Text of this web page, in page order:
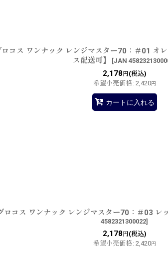
ロコス ワンナック レンジマスター70：＃01 オ
ス配送可】
[JAN
2,178 円(税込)
希望小売価格: 2,420円
カートに入れる
ロコス ワンナック レンジマスター70：＃03 レ
4582321300022]
2,178 円(税込)
希望小売価格: 2,420円